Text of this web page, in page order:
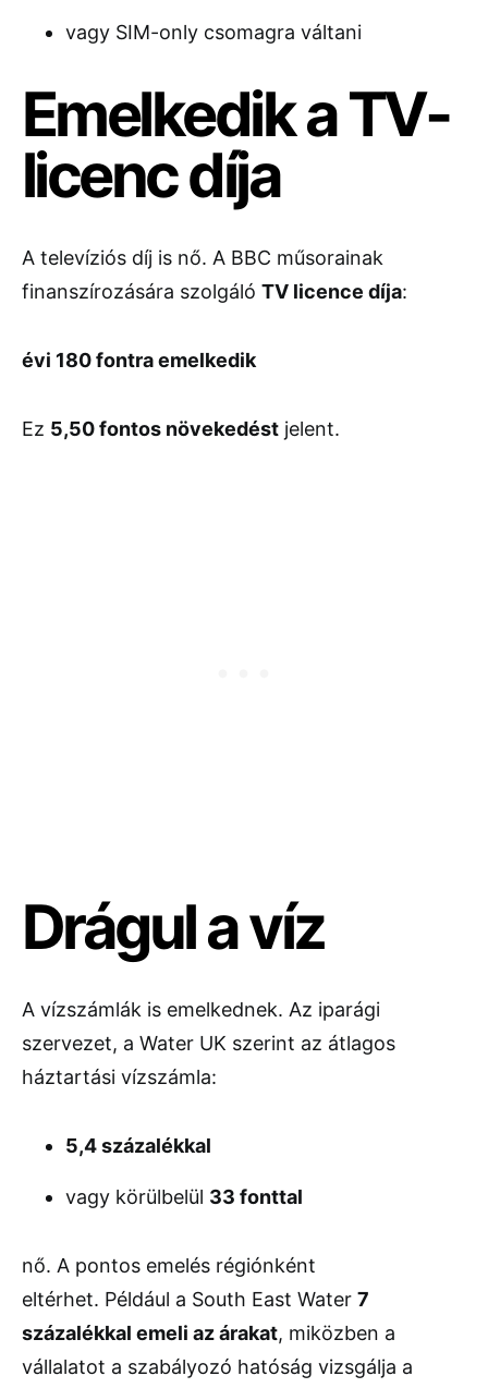
vagy SIM-only csomagra váltani
Emelkedik a TV-
licenc díja
A televíziós díj is nő. A BBC műsorainak
finanszírozására szolgáló TV licence díja:
évi 180 fontra emelkedik
Ez 5,50 fontos növekedést jelent.
Drágul a víz
A vízszámlák is emelkednek. Az iparági
szervezet, a Water UK szerint az átlagos
háztartási vízszámla:
5,4 százalékkal
vagy körülbelül 33 fonttal
nő. A pontos emelés régiónként
eltérhet. Például a South East Water 7
százalékkal emeli az árakat, miközben a
vállalatot a szabályozó hatóság vizsgálja a